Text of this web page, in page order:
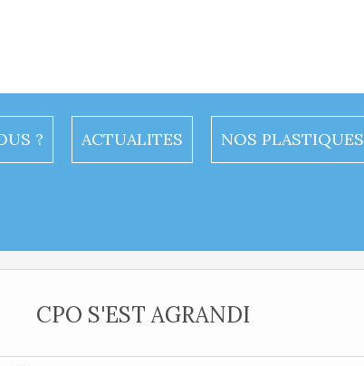
? ACTUALITES NOS PLASTIQUES
CPO S'EST AGRANDI